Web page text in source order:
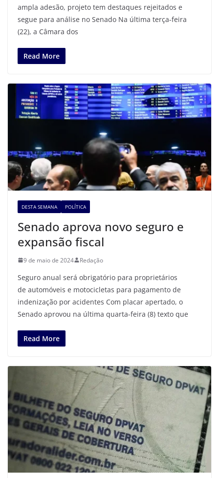
ampla adesão, projeto tem destaques rejeitados e
segue para análise no Senado Na última terça-feira
(22), a Câmara dos
Read More
DESTA SEMANA POLÍTICA
Senado aprova novo seguro e
expansão fiscal
9 de maio de 2024 Redação
Seguro anual será obrigatório para proprietários
de automóveis e motocicletas para pagamento de
indenização por acidentes Com placar apertado, o
Senado aprovou na última quarta-feira (8) texto que
Read More